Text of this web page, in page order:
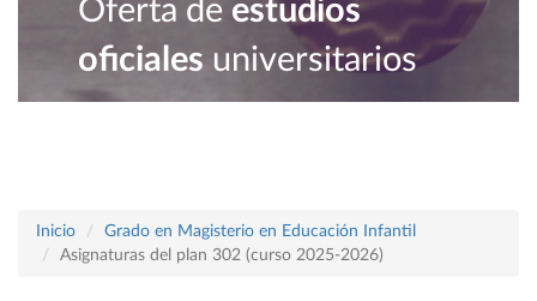
Oferta de estudios
oficiales universitarios
Inicio
Grado en Magisterio en Educación Infantil
Asignaturas del plan 302 (curso 2025-2026)